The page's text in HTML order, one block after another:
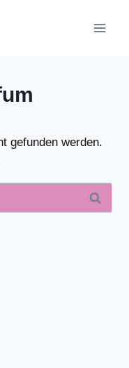
gefunden werden.